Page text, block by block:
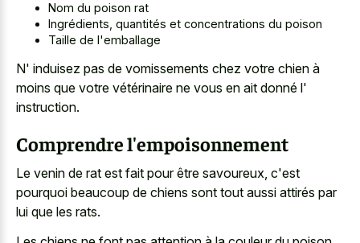
Nom du poison rat
Ingrédients, quantités et concentrations du poison
Taille de l'emballage
N' induisez pas de vomissements chez votre chien à
moins que votre vétérinaire ne vous en ait donné l'
instruction.
Comprendre l'empoisonnement
Le venin de rat est fait pour être savoureux, c'est
pourquoi beaucoup de chiens sont tout aussi attirés par
lui que les rats.